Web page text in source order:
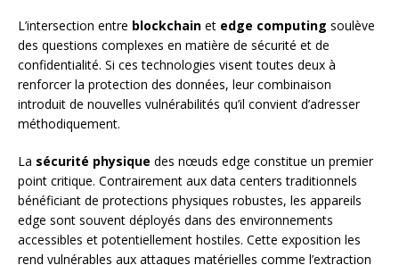
L’intersection entre blockchain et edge computing soulève
des questions complexes en matière de sécurité et de
confidentialité. Si ces technologies visent toutes deux à
renforcer la protection des données, leur combinaison
introduit de nouvelles vulnérabilités qu’il convient d’adresser
méthodiquement.
La sécurité physique des nœuds edge constitue un premier
point critique. Contrairement aux data centers traditionnels
bénéficiant de protections physiques robustes, les appareils
edge sont souvent déployés dans des environnements
accessibles et potentiellement hostiles. Cette exposition les
rend vulnérables aux attaques matérielles comme l’extraction